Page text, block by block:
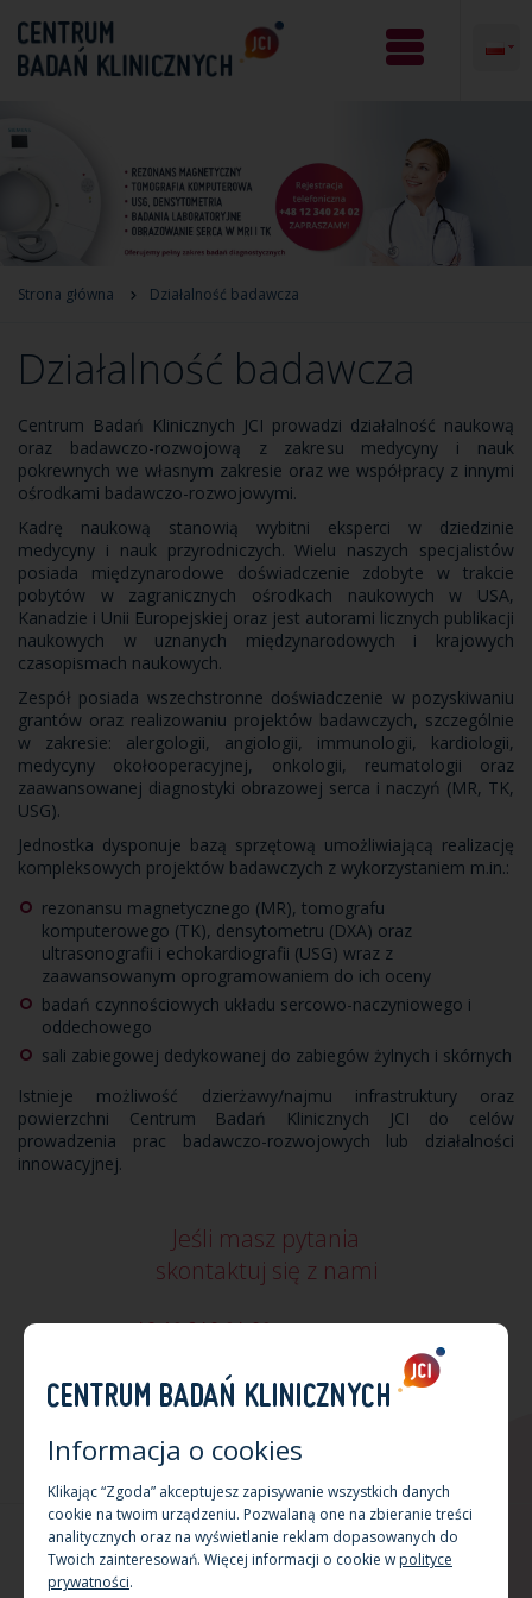
Strona główna Działalność badawcza
Działalność badawcza
Centrum Badań Klinicznych JCI prowadzi działalność naukową
oraz badawczo-rozwojową z zakresu medycyny i nauk
pokrewnych we własnym zakresie oraz we współpracy z innymi
ośrodkami badawczo-rozwojowymi.
Kadrę naukową stanowią wybitni eksperci w dziedzinie
medycyny i nauk przyrodniczych. Wielu naszych specjalistów
posiada międzynarodowe doświadczenie zdobyte w trakcie
pobytów w zagranicznych ośrodkach naukowych w USA,
Kanadzie i Unii Europejskiej oraz jest autorami licznych publikacji
naukowych w uznanych międzynarodowych i krajowych
czasopismach naukowych.
Zespół posiada wszechstronne doświadczenie w pozyskiwaniu
grantów oraz realizowaniu projektów badawczych, szczególnie
w zakresie: alergologii, angiologii, immunologii, kardiologii,
medycyny okołooperacyjnej, onkologii, reumatologii oraz
zaawansowanej diagnostyki obrazowej serca i naczyń (MR, TK,
USG).
Jednostka dysponuje bazą sprzętową umożliwiającą realizację
kompleksowych projektów badawczych z wykorzystaniem m.in.:
rezonansu magnetycznego (MR), tomografu
komputerowego (TK), densytometru (DXA) oraz
ultrasonografii i echokardiografii (USG) wraz z
zaawansowanym oprogramowaniem do ich oceny
badań czynnościowych układu sercowo-naczyniowego i
oddechowego
sali zabiegowej dedykowanej do zabiegów żylnych i skórnych
Istnieje możliwość dzierżawy/najmu infrastruktury oraz
powierzchni Centrum Badań Klinicznych JCI do celów
prowadzenia prac badawczo-rozwojowych lub działalności
innowacyjnej.
Jeśli masz pytania
skontaktuj się z nami
+48 12 340 24 02
cbk@jci.pl
wskazówki dojazdu
Copyright by Centrum Badań Klinicznych JCI 2026 Kraków
Projektowanie stron www:Triso.pl
Informacja o cookies
Klikając “Zgoda” akceptujesz zapisywanie wszystkich danych
cookie na twoim urządzeniu. Pozwalaną one na zbieranie treści
analitycznych oraz na wyświetlanie reklam dopasowanych do
Twoich zainteresowań. Więcej informacji o cookie w polityce
prywatności.